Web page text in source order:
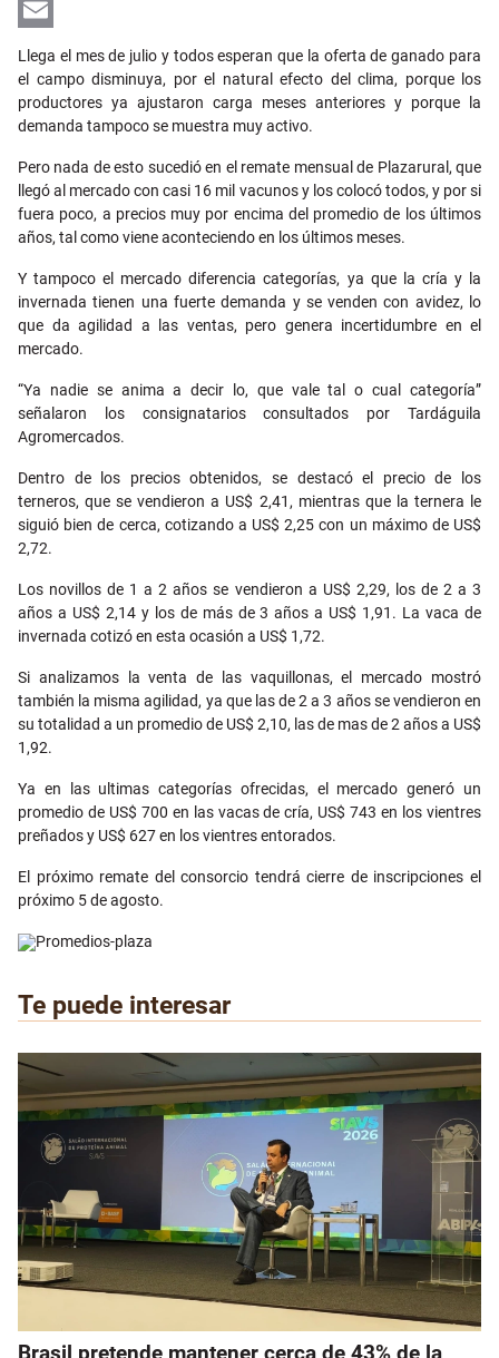
LinkedIn
Email
Llega el mes de julio y todos esperan que la oferta de ganado para
el campo disminuya, por el natural efecto del clima, porque los
productores ya ajustaron carga meses anteriores y porque la
demanda tampoco se muestra muy activo.
Pero nada de esto sucedió en el remate mensual de Plazarural, que
llegó al mercado con casi 16 mil vacunos y los colocó todos, y por si
fuera poco, a precios muy por encima del promedio de los últimos
años, tal como viene aconteciendo en los últimos meses.
Y tampoco el mercado diferencia categorías, ya que la cría y la
invernada tienen una fuerte demanda y se venden con avidez, lo
que da agilidad a las ventas, pero genera incertidumbre en el
mercado.
“Ya nadie se anima a decir lo, que vale tal o cual categoría”
señalaron los consignatarios consultados por Tardáguila
Agromercados.
Dentro de los precios obtenidos, se destacó el precio de los
terneros, que se vendieron a US$ 2,41, mientras que la ternera le
siguió bien de cerca, cotizando a US$ 2,25 con un máximo de US$
2,72.
Los novillos de 1 a 2 años se vendieron a US$ 2,29, los de 2 a 3
años a US$ 2,14 y los de más de 3 años a US$ 1,91. La vaca de
invernada cotizó en esta ocasión a US$ 1,72.
Si analizamos la venta de las vaquillonas, el mercado mostró
también la misma agilidad, ya que las de 2 a 3 años se vendieron en
su totalidad a un promedio de US$ 2,10, las de mas de 2 años a US$
1,92.
Ya en las ultimas categorías ofrecidas, el mercado generó un
promedio de US$ 700 en las vacas de cría, US$ 743 en los vientres
preñados y US$ 627 en los vientres entorados.
El próximo remate del consorcio tendrá cierre de inscripciones el
próximo 5 de agosto.
Te puede interesar